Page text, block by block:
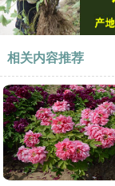
相关内容推荐